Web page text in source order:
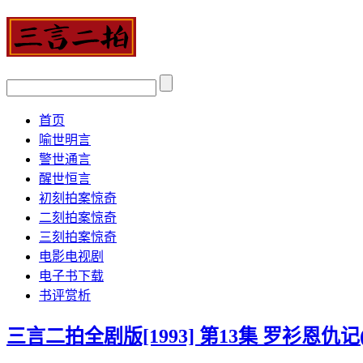
首页
喻世明言
警世通言
醒世恒言
初刻拍案惊奇
二刻拍案惊奇
三刻拍案惊奇
电影电视剧
电子书下载
书评赏析
三言二拍全剧版[1993] 第13集 罗衫恩仇